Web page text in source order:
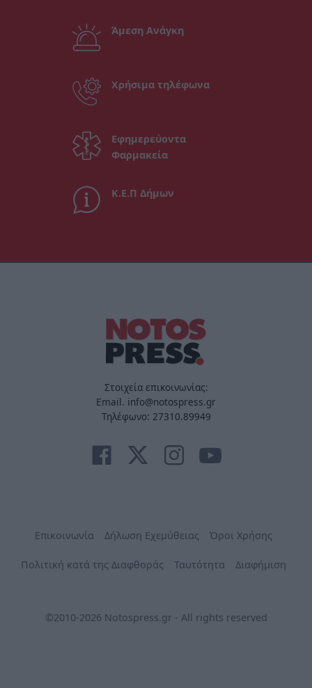
Άμεση Ανάγκη
Χρήσιμα τηλέφωνα
Εφημερεύοντα
Φαρμακεία
Κ.Ε.Π Δήμων
Στοιχεία επικοινωνίας:
Email. info@notospress.gr
Τηλέφωνο: 27310.89949
Επικοινωνία Δήλωση Εχεμύθειας Όροι Χρήσης
Πολιτική κατά της Διαφθοράς Ταυτότητα Διαφήμιση
©2010-2026 Notospress.gr - All rights reserved